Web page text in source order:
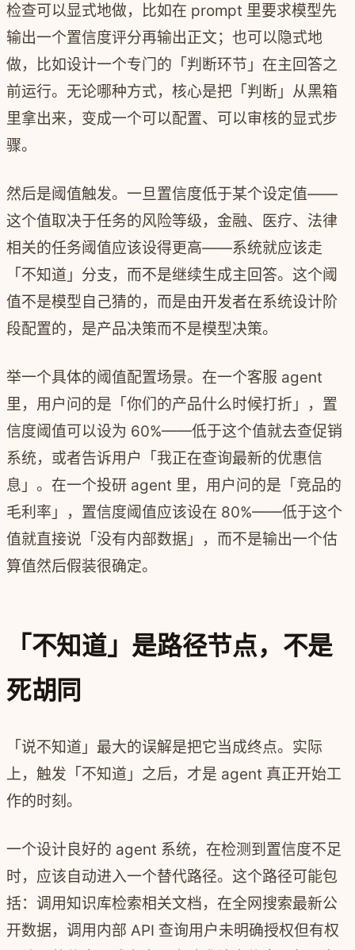
检查可以显式地做，比如在 prompt 里要求模型先
输出一个置信度评分再输出正文；也可以隐式地
做，比如设计一个专门的「判断环节」在主回答之
前运行。无论哪种方式，核心是把「判断」从黑箱
里拿出来，变成一个可以配置、可以审核的显式步
骤。
然后是阈值触发。一旦置信度低于某个设定值——
这个值取决于任务的风险等级，金融、医疗、法律
相关的任务阈值应该设得更高——系统就应该走
「不知道」分支，而不是继续生成主回答。这个阈
值不是模型自己猜的，而是由开发者在系统设计阶
段配置的，是产品决策而不是模型决策。
举一个具体的阈值配置场景。在一个客服 agent
里，用户问的是「你们的产品什么时候打折」，置
信度阈值可以设为 60%——低于这个值就去查促销
系统，或者告诉用户「我正在查询最新的优惠信
息」。在一个投研 agent 里，用户问的是「竞品的
毛利率」，置信度阈值应该设在 80%——低于这个
值就直接说「没有内部数据」，而不是输出一个估
算值然后假装很确定。
「不知道」是路径节点，不是
死胡同
「说不知道」最大的误解是把它当成终点。实际
上，触发「不知道」之后，才是 agent 真正开始工
作的时刻。
一个设计良好的 agent 系统，在检测到置信度不足
时，应该自动进入一个替代路径。这个路径可能包
括：调用知识库检索相关文档，在全网搜索最新公
开数据，调用内部 API 查询用户未明确授权但有权